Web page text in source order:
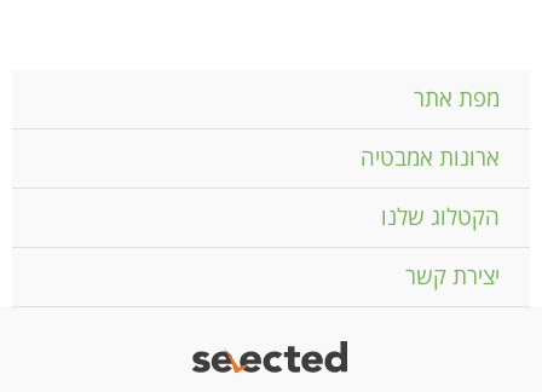
מפת אתר
ארונות אמבטיה
הקטלוג שלנו
יצירת קשר